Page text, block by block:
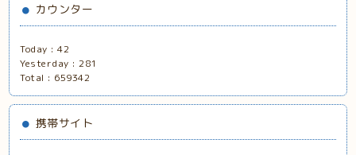
カウンター
Today :42
Yesterday :281
Total : 659342
携帯サイト